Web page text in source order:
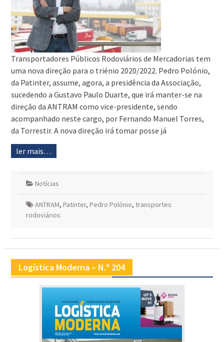
Transportadores Públicos Rodoviários de Mercadorias tem
uma nova direção para o triénio 2020/2022. Pedro Polónio,
da Patinter, assume, agora, a presidência da Associação,
sucedendo a Gustavo Paulo Duarte, que irá manter-se na
direção da ANTRAM como vice-presidente, sendo
acompanhado neste cargo, por Fernando Manuel Torres,
da Torrestir. A nova direção irá tomar posse já
ler mais…
Notícias
ANTRAM, Patinter, Pedro Polónio, transportes
rodoviários
Logística Moderna – N.º 204